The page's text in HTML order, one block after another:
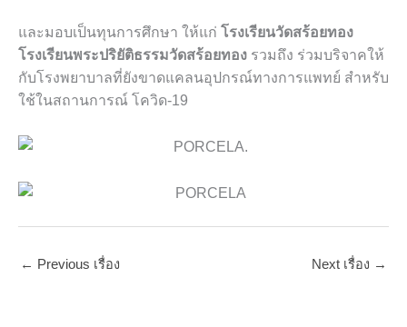
และมอบเป็นทุนการศึกษา ให้แก่ โรงเรียนวัดสร้อยทอง
โรงเรียนพระปริยัติธรรมวัดสร้อยทอง รวมถึง ร่วมบริจาคให้
กับโรงพยาบาลที่ยังขาดแคลนอุปกรณ์ทางการแพทย์ สำหรับ
ใช้ในสถานการณ์ โควิด-19
← Previous เรื่อง Next เรื่อง →